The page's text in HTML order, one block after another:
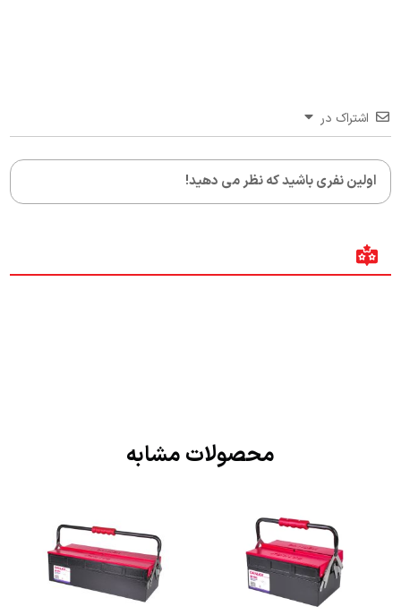
اشتراک در
محصولات مشابه